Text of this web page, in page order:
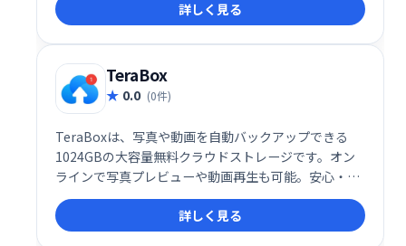
ビジネスの効率化をサポートします。
詳しく見る
TeraBox
0.0 (0件)
TeraBoxは、写真や動画を自動バックアップできる
1024GBの大容量無料クラウドストレージです。オン
ラインで写真プレビューや動画再生も可能。安心・安
全に大切なデータを保存・管理できます。登録も簡単
で、すぐに使い始められます。
詳しく見る